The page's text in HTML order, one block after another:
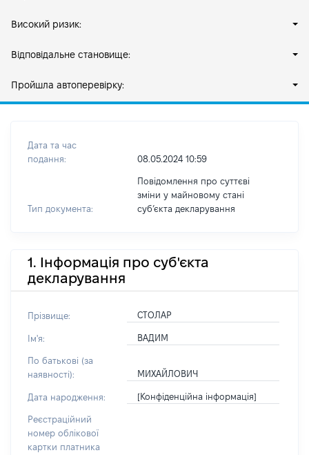
Високий ризик:
Відповідальне становище:
Пройшла автоперевірку:
Дата та час
подання:
08.05.2024 10:59
Тип документа:
Повідомлення про суттєві
зміни у майновому стані
субʼєкта декларування
1. Інформація про суб'єкта
декларування
Прізвище: СТОЛАР
Ім'я: ВАДИМ
По батькові (за
наявності):
МИХАЙЛОВИЧ
Дата народження: [Конфіденційна інформація]
Реєстраційний
номер облікової
картки платника